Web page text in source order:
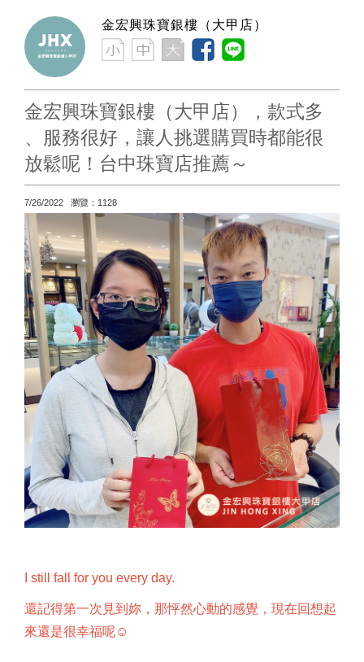
金宏興珠寶銀樓（大甲店）
金宏興珠寶銀樓（大甲店），款式多
、服務很好，讓人挑選購買時都能很
放鬆呢！台中珠寶店推薦～
7/26/2022 瀏覽：1128
I still fall for you every day.
還記得第一次見到妳，那怦然心動的感覺，現在回想起
來還是很幸福呢☺